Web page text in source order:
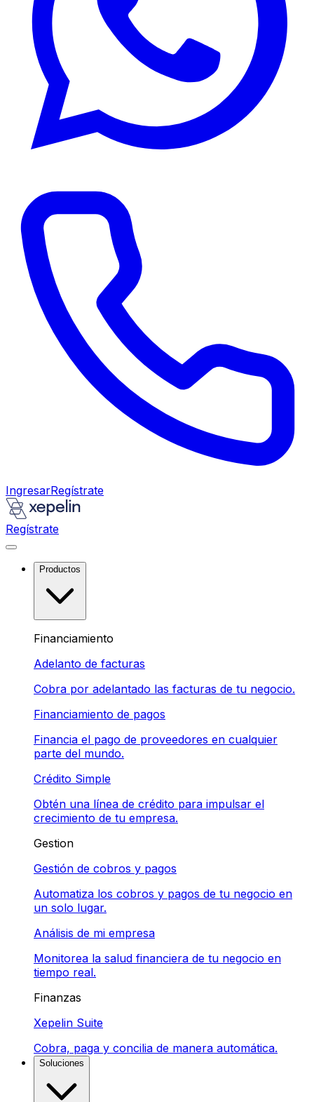
IngresarRegístrate
Regístrate
Productos
Financiamiento
Adelanto de facturas
Cobra por adelantado las facturas de tu negocio.
Financiamiento de pagos
Financia el pago de proveedores en cualquier
parte del mundo.
Crédito Simple
Obtén una línea de crédito para impulsar el
crecimiento de tu empresa.
Gestion
Gestión de cobros y pagos
Automatiza los cobros y pagos de tu negocio en
un solo lugar.
Análisis de mi empresa
Monitorea la salud financiera de tu negocio en
tiempo real.
Finanzas
Xepelin Suite
Cobra, paga y concilia de manera automática.
Soluciones